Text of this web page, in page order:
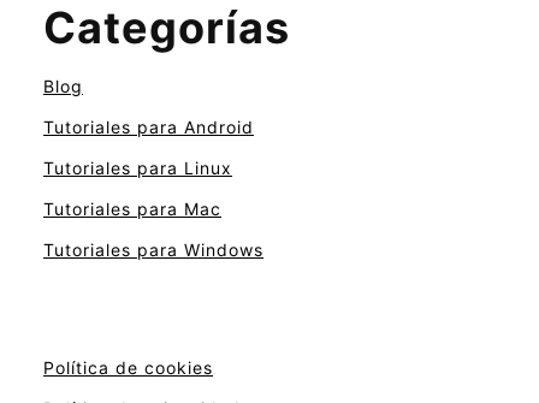
Categorías
Blog
Tutoriales para Android
Tutoriales para Linux
Tutoriales para Mac
Tutoriales para Windows
Política de cookies